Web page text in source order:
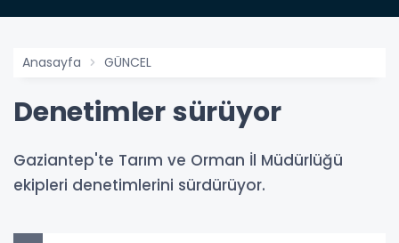
Anasayfa GÜNCEL
Denetimler sürüyor
Gaziantep'te Tarım ve Orman İl Müdürlüğü
ekipleri denetimlerini sürdürüyor.